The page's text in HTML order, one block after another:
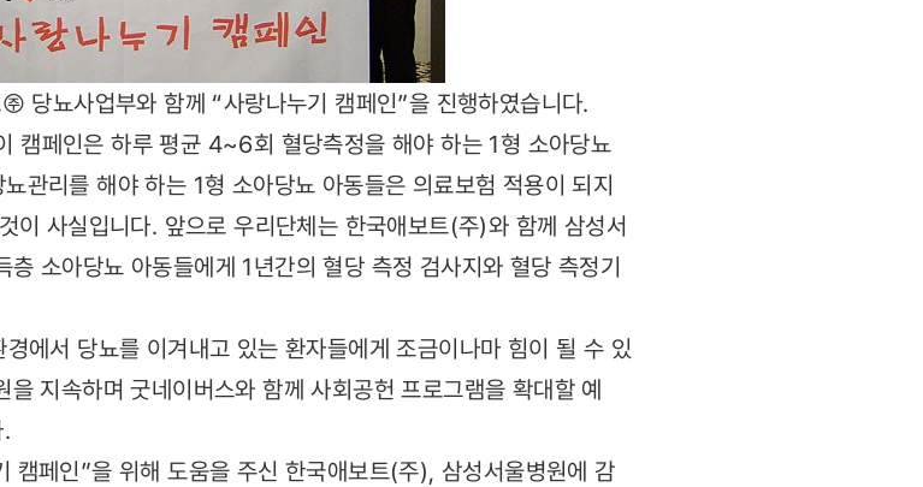
당뇨사업부와 함께 “사랑나누기 캠페인”을 진행하였습니다.
캠페인은 하루 평균 4~6회 혈당측정을 해야 하는 1형 소아당뇨
관리를 해야 하는 1형 소아당뇨 아동들은 의료보험 적용이 되지
이 사실입니다. 앞으로 우리단체는 한국애보트(주)와 함께 삼성서
소아당뇨 아동들에게 1년간의 혈당 측정 검사지와 혈당 측정기
에서 당뇨를 이겨내고 있는 환자들에게 조금이나마 힘이 될 수 있
지속하며 굿네이버스와 함께 사회공헌 프로그램을 확대할 예
캠페인”을 위해 도움을 주신 한국애보트(주), 삼성서울병원에 감